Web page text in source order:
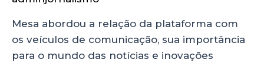
Mesa abordou a relação da plataforma com
os veículos de comunicação, sua importância
para o mundo das notícias e inovações